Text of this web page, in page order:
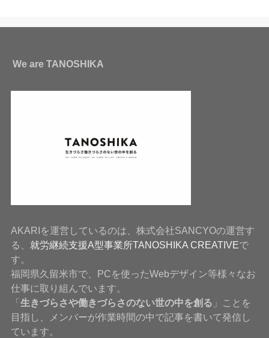
We are TANOSHIKA
AKARIを運営しているのは、株式会社SANCYOの運営す
る、 就労継続支援A型事業所TANOSHIKA CREATIVEで
す。
福岡県久留米市で、PCを使ったWebデザイン等様々なお
仕事に取り組んでいます。
「生きづらさや働きづらさのない世の中を創る 」ことを
目指し、メンバーが作業時間の中で記事を書いて発信し
ています。